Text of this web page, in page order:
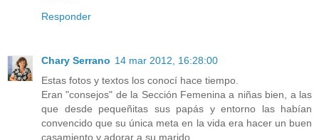
Responder
Chary Serrano 14 mar 2012, 16:28:00
Estas fotos y textos los conocí hace tiempo.
Eran "consejos" de la Sección Femenina a niñas bien, a las
que desde pequeñitas sus papás y entorno las habían
convencido que su única meta en la vida era hacer un buen
casamiento y adorar a su marido.